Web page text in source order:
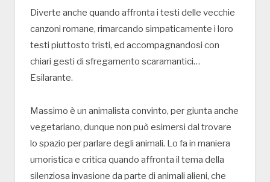
Diverte anche quando affronta i testi delle vecchie
canzoni romane, rimarcando simpaticamente i loro
testi piuttosto tristi, ed accompagnandosi con
chiari gesti di sfregamento scaramantici…
Esilarante.
Massimo è un animalista convinto, per giunta anche
vegetariano, dunque non può esimersi dal trovare
lo spazio per parlare degli animali. Lo fa in maniera
umoristica e critica quando affronta il tema della
silenziosa invasione da parte di animali alieni, che